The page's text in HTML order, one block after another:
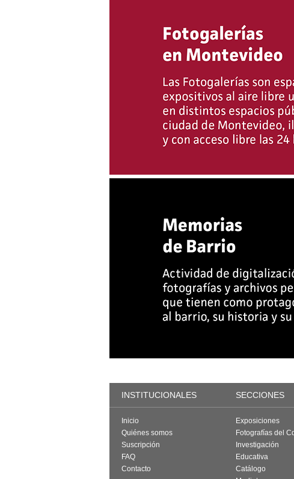
INSTITUCIONALES SECCIONES
Inicio
Quiénes somos
Suscripción
FAQ
Contacto
Exposiciones
Fotografías del
Investigación
Educativa
Catálogo